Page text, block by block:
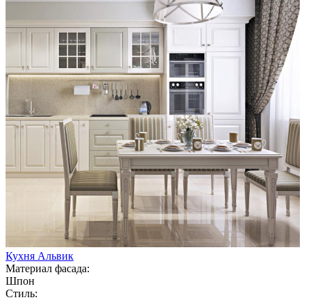
Кухня Альвик
Материал фасада:
Шпон
Стиль: